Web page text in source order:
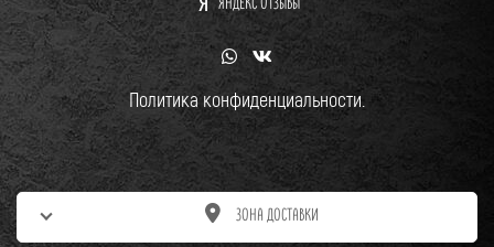
ЯНДЕКС ОТЗЫВЫ
Политика конфиденциальности.
ЗОНА ДОСТАВКИ